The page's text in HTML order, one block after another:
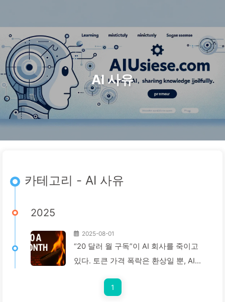
AI 사유
카테고리 - AI 사유
2025
2025-08-01
“20 달러 월 구독”이 AI 회사를 죽이고
있다. 토큰 가격 폭락은 환상일 뿐, AI의
배우는 AI164
1